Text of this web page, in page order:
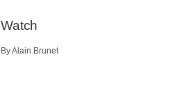
Watch
By Alain Brunet